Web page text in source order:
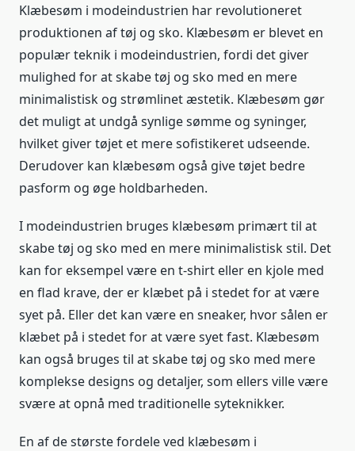
Klæbesøm i modeindustrien har revolutioneret
produktionen af tøj og sko. Klæbesøm er blevet en
populær teknik i modeindustrien, fordi det giver
mulighed for at skabe tøj og sko med en mere
minimalistisk og strømlinet æstetik. Klæbesøm gør
det muligt at undgå synlige sømme og syninger,
hvilket giver tøjet et mere sofistikeret udseende.
Derudover kan klæbesøm også give tøjet bedre
pasform og øge holdbarheden.
I modeindustrien bruges klæbesøm primært til at
skabe tøj og sko med en mere minimalistisk stil. Det
kan for eksempel være en t-shirt eller en kjole med
en flad krave, der er klæbet på i stedet for at være
syet på. Eller det kan være en sneaker, hvor sålen er
klæbet på i stedet for at være syet fast. Klæbesøm
kan også bruges til at skabe tøj og sko med mere
komplekse designs og detaljer, som ellers ville være
svære at opnå med traditionelle syteknikker.
En af de største fordele ved klæbesøm i